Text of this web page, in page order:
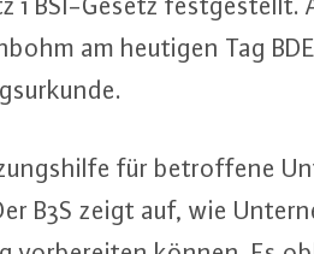
am heutigen Tag
für be­trof­fe­ne
B3S zeigt auf, wie